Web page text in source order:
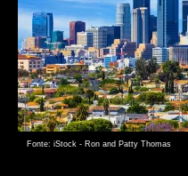
Fonte: iStock - Ron and Patty Thomas